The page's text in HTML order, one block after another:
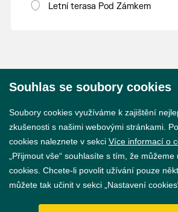
Letní terasa Pod Zámkem
GDPR
Souhlas se soubory cookies
Soubory cookies využíváme k zajištění
zkušenosti s našimi webovými stránkami.
cookies naleznete v sekci Více informací o
„Přijmout vše“ souhlasíte s tím, že
cookies. Chcete-li povolit užívání pouze
můžete tak učinit v sekci „Nastavení